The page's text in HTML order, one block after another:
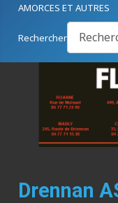
AMORCES ET AUTRES
Rechercher
Drennan